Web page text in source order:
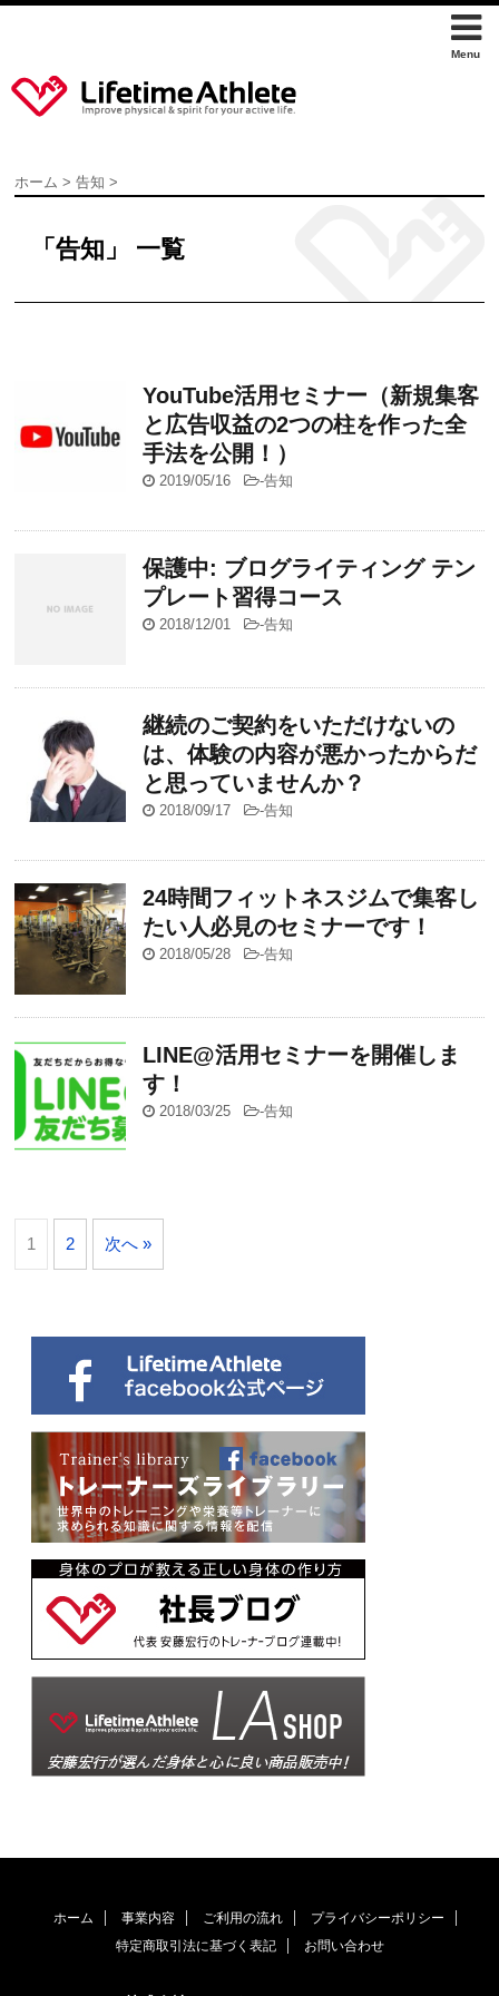
ホーム > 告知 >
「告知」 一覧
YouTube活用セミナー（新規集客
と広告収益の2つの柱を作った全
手法を公開！）
2019/05/16 -告知
保護中: ブログライティング テン
プレート習得コース
2018/12/01 -告知
継続のご契約をいただけないの
は、体験の内容が悪かったからだ
と思っていませんか？
2018/09/17 -告知
24時間フィットネスジムで集客し
たい人必見のセミナーです！
2018/05/28 -告知
LINE@活用セミナーを開催しま
す！
2018/03/25 -告知
1 2 次へ »
ホーム 事業内容 ご利用の流れ
プライバシーポリシー
特定商取引法に基づく表記
お問い合わせ